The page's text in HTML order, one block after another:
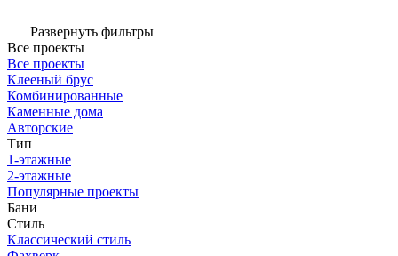
Развернуть фильтры
Все проекты
Все проекты
Клееный брус
Комбинированные
Каменные дома
Авторские
Тип
1-этажные
2-этажные
Популярные проекты
Бани
Стиль
Классический стиль